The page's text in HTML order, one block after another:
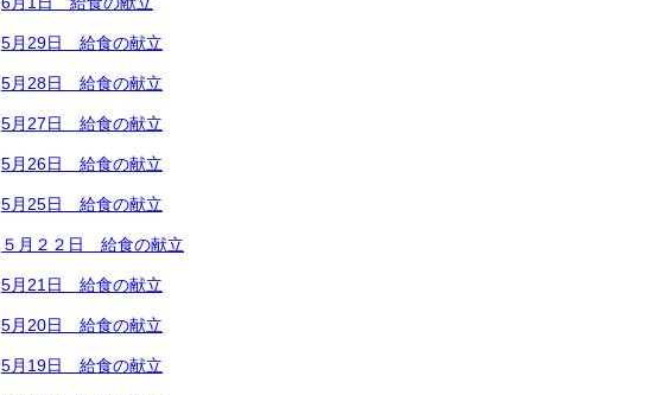
5月29日 給食の献立
5月28日 給食の献立
5月27日 給食の献立
5月26日 給食の献立
5月25日 給食の献立
５月２２日 給食の献立
5月21日 給食の献立
5月20日 給食の献立
5月19日 給食の献立